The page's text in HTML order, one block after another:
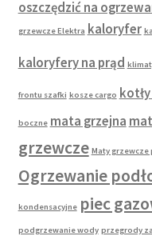
oszczędzić na
grzewcze Elektra kaloryfer
kaloryfery na prąd
frontu szafki kosze cargo
boczne mata grzejna
grzewcze Maty
Ogrzewanie
kondensacyjne piec
podgrzewanie wody przegrody